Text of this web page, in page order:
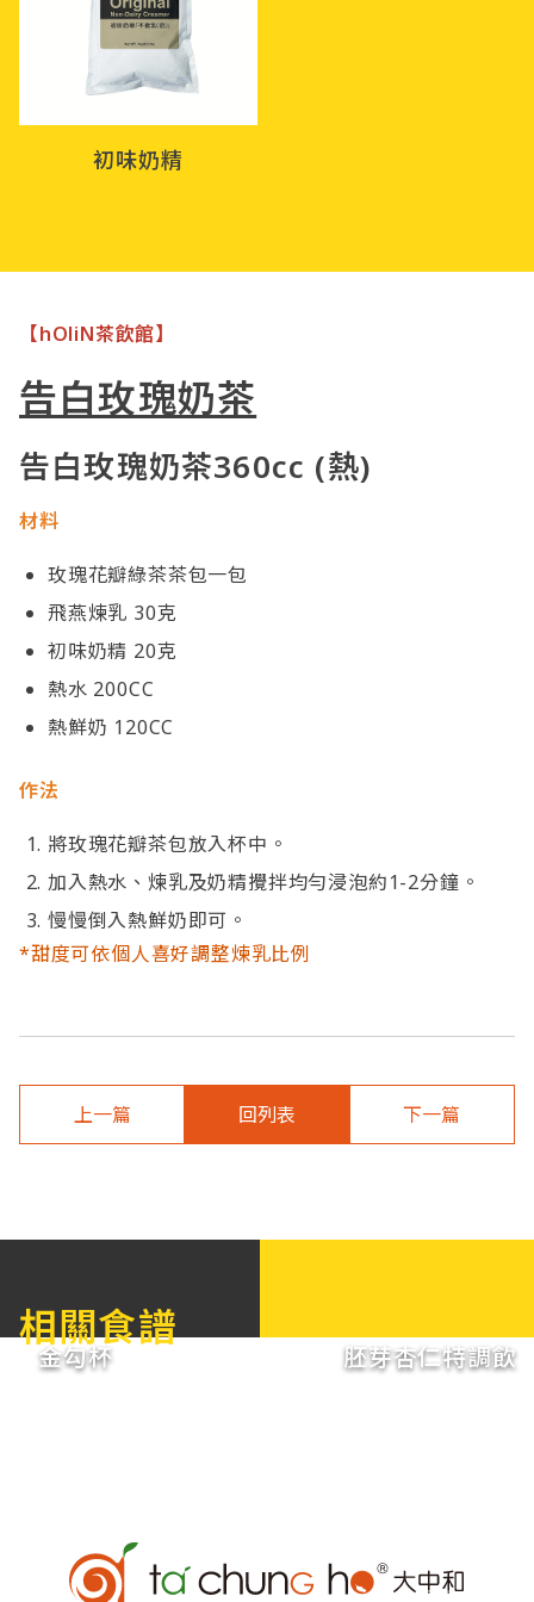
初味奶精
【hOliN茶飲館】
告白玫瑰奶茶
告白玫瑰奶茶360cc (熱)
材料
玫瑰花瓣綠茶茶包一包
飛燕煉乳 30克
初味奶精 20克
熱水 200CC
熱鮮奶 120CC
作法
將玫瑰花瓣茶包放入杯中。
加入熱水、煉乳及奶精攪拌均勻浸泡約1-2分鐘。
慢慢倒入熱鮮奶即可。
*甜度可依個人喜好調整煉乳比例
上一篇 回列表 下一篇
相關食譜
金勾杯 胚芽杏仁特調飲